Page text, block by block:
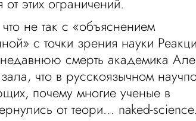
не так с «объяснением
с точки зрения науки
смерть академика
что в русскоязычном
почему многие ученые в
от теори… naked-